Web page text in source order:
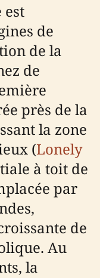
est
de
de la
de
près de la
la zone
(Lonely
à toit de
par
de
Au
la